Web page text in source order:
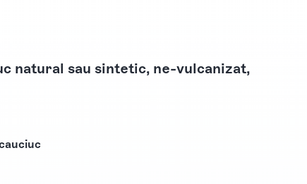
natural sau sintetic, ne-vulcanizat,